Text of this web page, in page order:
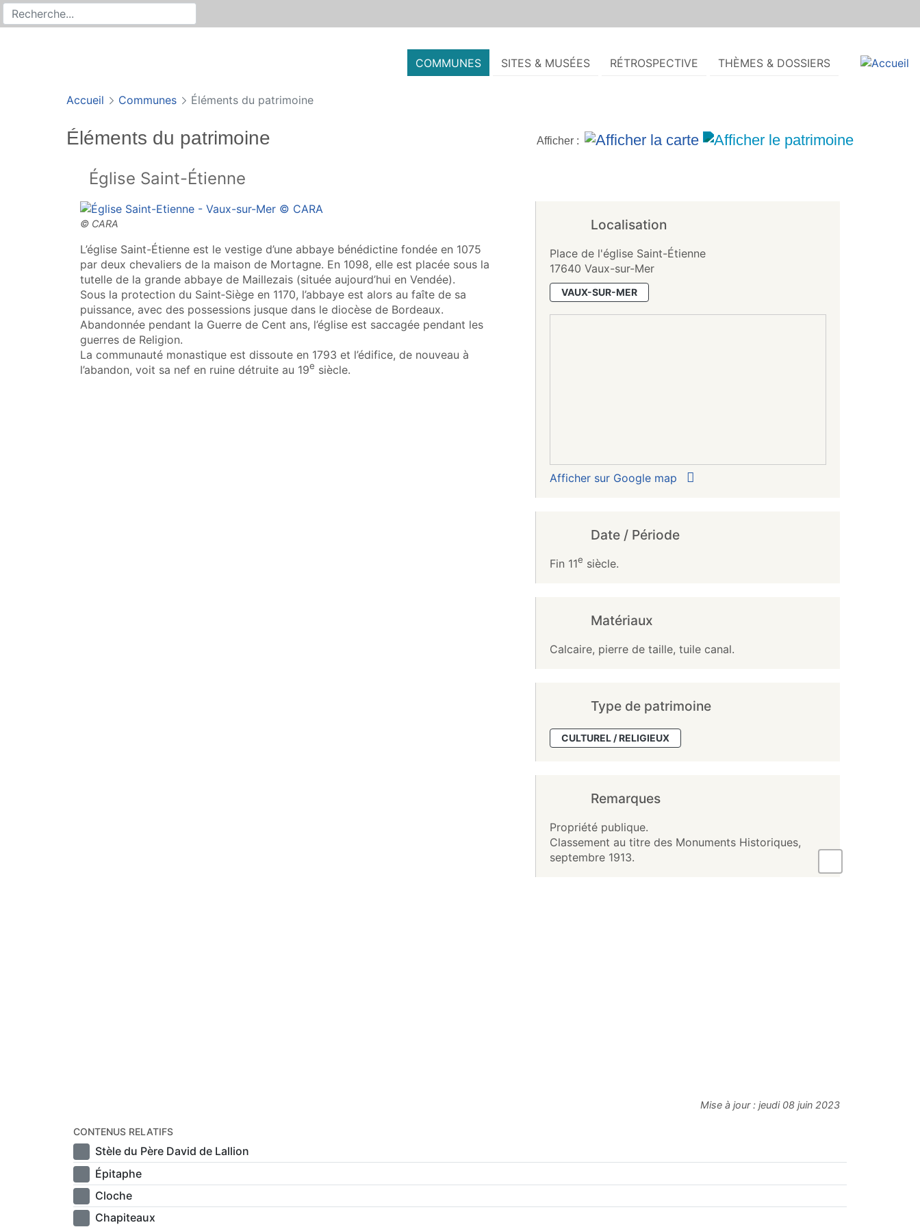
Recherche sur le site
Rechercher
COMMUNES SITES & MUSÉES RÉTROSPECTIVE THÈMES & DOSSIERS
Accueil Communes Éléments du patrimoine
Afficher :
Éléments du patrimoine
Église Saint-Étienne
L’église Saint-Étienne est le vestige d’une abbaye bénédictine fondée en 1075
par deux chevaliers de la maison de Mortagne. En 1098, elle est placée sous la
tutelle de la grande abbaye de Maillezais (située aujourd’hui en Vendée).
Sous la protection du Saint‑Siège en 1170, l’abbaye est alors au faîte de sa
puissance, avec des possessions jusque dans le diocèse de Bordeaux.
Abandonnée pendant la Guerre de Cent ans, l’église est saccagée pendant les
guerres de Religion.
La communauté monastique est dissoute en 1793 et l’édifice, de nouveau à
l’abandon, voit sa nef en ruine détruite au 19e siècle.
Localisation
Place de l'église Saint-Étienne
17640 Vaux-sur-Mer
VAUX-SUR-MER
Afficher sur Google map
Date / Période
Fin 11e siècle.
Matériaux
Calcaire, pierre de taille, tuile canal.
Type de patrimoine
CULTUREL / RELIGIEUX
Remarques
Propriété publique.
Classement au titre des Monuments Historiques,
septembre 1913.
Mise à jour : jeudi 08 juin 2023
CONTENUS RELATIFS
Stèle du Père David de Lallion
Épitaphe
Cloche
Chapiteaux